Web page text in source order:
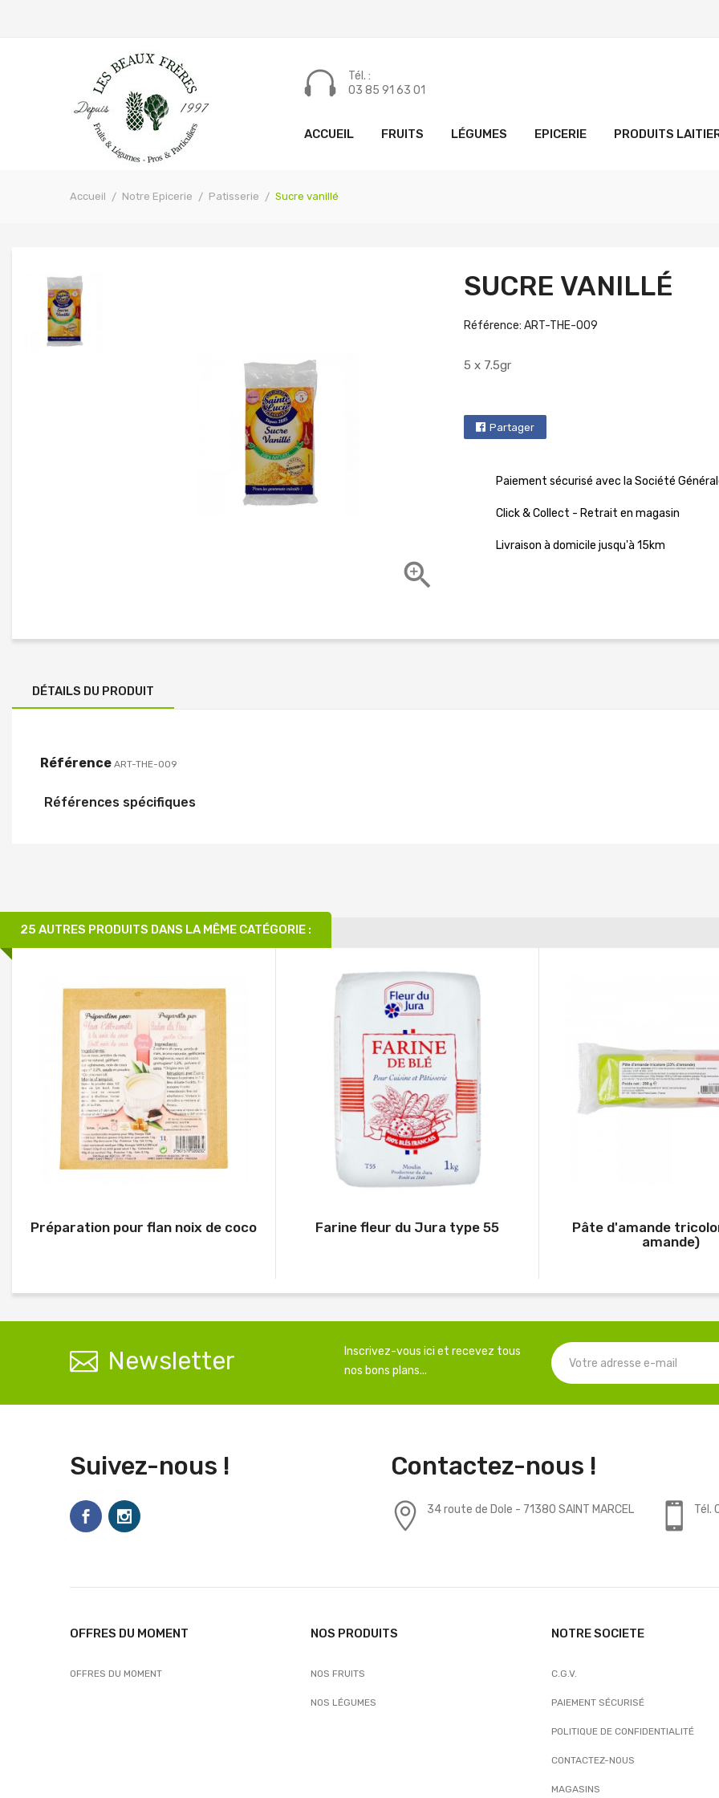
Tél. :
03 85 91 63 01
ACCUEIL FRUITS LÉGUMES EPICERIE PRODUITS
Accueil Notre Epicerie Patisserie Sucre vanillé

SUCRE VANILLÉ
Référence: ART-THE-009
5 x 7.5gr
Partager
Paiement sécurisé avec la Société
Click & Collect - Retrait en magasin
Livraison à domicile jusqu'à 15km
DÉTAILS DU PRODUIT
Référence ART-THE-009
Références spécifiques
25 AUTRES PRODUITS DANS LA MÊME CATÉGORIE :
Préparation pour flan noix de coco Farine fleur du Jura type 55
Pâte d'amande
amande)
Newsletter
Inscrivez-vous ici et recevez tous
nos bons plans...
Suivez-nous ! Contactez-nous !
34 route de Dole - 71380 SAINT MARCEL Tél.
OFFRES DU MOMENT
OFFRES DU MOMENT
NOS PRODUITS
NOS FRUITS
NOS LÉGUMES
NOTRE SOCIETE
C.G.V.
PAIEMENT SÉCURISÉ
POLITIQUE DE CONFIDENTIALITÉ
CONTACTEZ-NOUS
MAGASINS